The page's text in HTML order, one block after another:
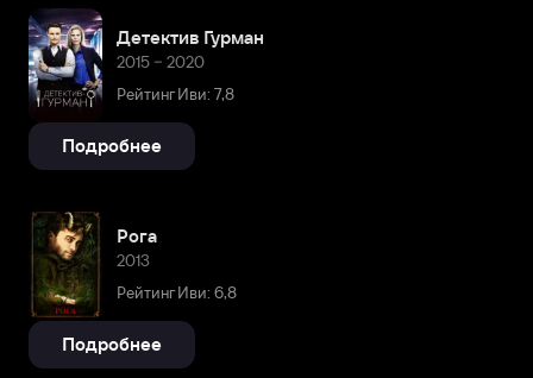
Детектив Гурман
2015 – 2020
Рейтинг Иви: 7,8
Подробнее
Рога
2013
Рейтинг Иви: 6,8
Подробнее